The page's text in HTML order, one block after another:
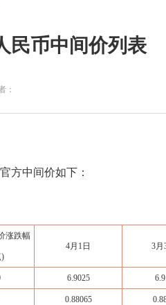
民币中间价列表
：
方中间价如下：
涨跌幅
)
4月1日 3月
6.9025
0.88065